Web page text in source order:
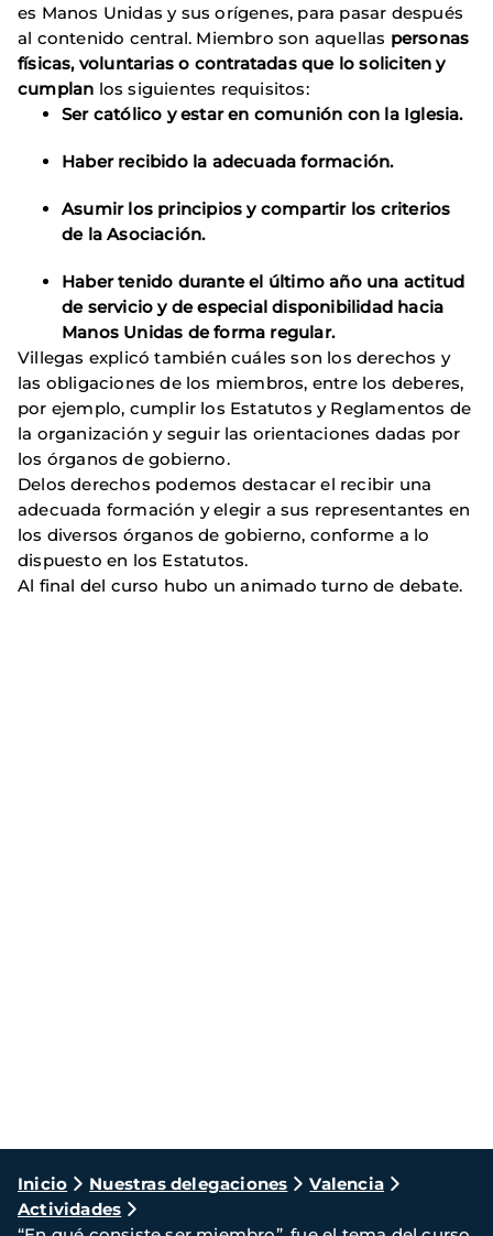
es Manos Unidas y sus orígenes, para pasar después
al contenido central. Miembro son aquellas personas
físicas, voluntarias o contratadas que lo soliciten y
cumplan los siguientes requisitos:
Ser católico y estar en comunión con la Iglesia.
Haber recibido la adecuada formación.
Asumir los principios y compartir los criterios
de la Asociación.
Haber tenido durante el último año una actitud
de servicio y de especial disponibilidad hacia
Manos Unidas de forma regular.
Villegas explicó también cuáles son los derechos y
las obligaciones de los miembros, entre los deberes,
por ejemplo, cumplir los Estatutos y Reglamentos de
la organización y seguir las orientaciones dadas por
los órganos de gobierno.
Delos derechos podemos destacar el recibir una
adecuada formación y elegir a sus representantes en
los diversos órganos de gobierno, conforme a lo
dispuesto en los Estatutos.
Al final del curso hubo un animado turno de debate.
Ruta
de
Inicio Nuestras delegaciones
Valencia
Actividades